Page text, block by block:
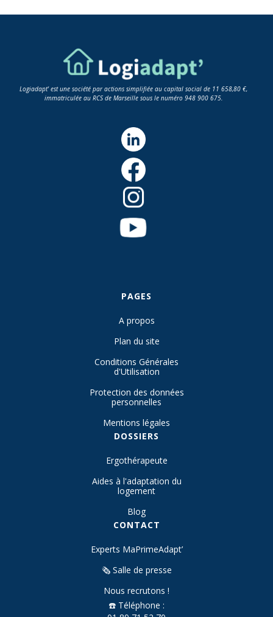
Logiadapt' est une société par actions simplifiée au capital social de 11 658,80 €,
immatriculée au RCS de Marseille sous le numéro 948 900 675.
PAGES
A propos
Plan du site
Conditions Générales
d'Utilisation
Protection des données
personnelles
Mentions légales
DOSSIERS
Ergothérapeute
Aides à l'adaptation du
logement
Blog
CONTACT
Experts MaPrimeAdapt’
🗞️ Salle de presse
Nous recrutons !
☎️ Téléphone :